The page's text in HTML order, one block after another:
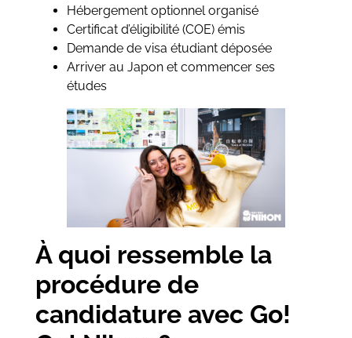
Hébergement optionnel organisé
Certificat d’éligibilité (COE) émis
Demande de visa étudiant déposée
Arriver au Japon et commencer ses
études
À quoi ressemble la
procédure de
candidature avec Go!